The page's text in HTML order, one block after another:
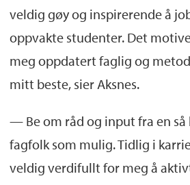
veldig gøy og inspirerende å
oppvakte studenter. Det
meg oppdatert faglig og
mitt beste, sier Aksnes.
— Be om råd og input fra en
fagfolk som mulig. Tidlig i
veldig verdifullt for meg å